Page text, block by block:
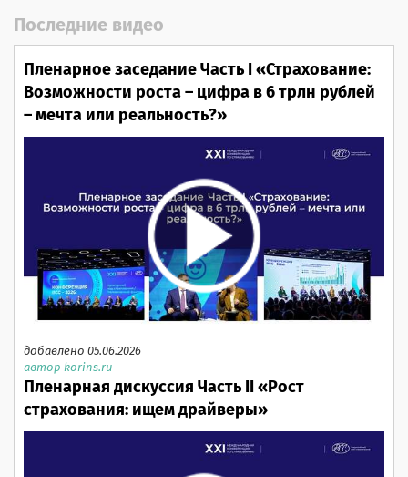
Последние видео
Пленарное заседание Часть I «Страхование:
Возможности роста – цифра в 6 трлн рублей
– мечта или реальность?»
добавлено 05.06.2026
автор korins.ru
Пленарная дискуссия Часть II «Рост
страхования: ищем драйверы»